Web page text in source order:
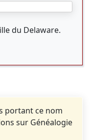
du Delaware.
portant ce nom
sur Généalogie